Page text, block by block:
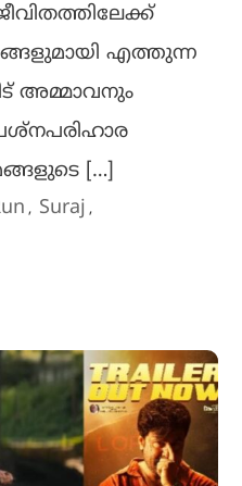
എത്തുന്ന
അമ്മാവനും
[…]
, Suraj ,